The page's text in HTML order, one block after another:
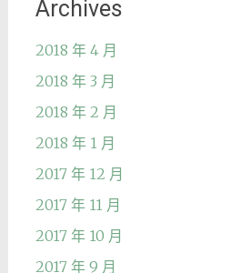
Archives
2018 年 4 月
2018 年 3 月
2018 年 2 月
2018 年 1 月
2017 年 12 月
2017 年 11 月
2017 年 10 月
2017 年 9 月